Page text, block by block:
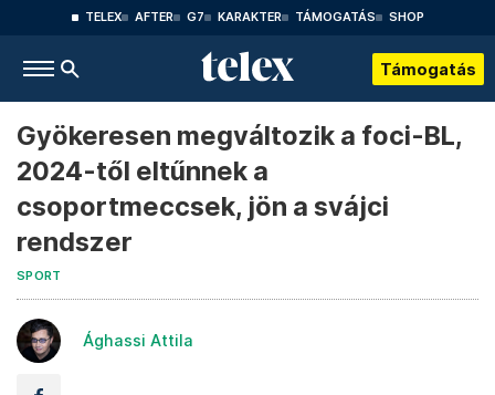
TELEX AFTER G7 KARAKTER TÁMOGATÁS SHOP
Támogatás
Gyökeresen megváltozik a foci-BL,
2024-től eltűnnek a
csoportmeccsek, jön a svájci
rendszer
SPORT
Ághassi Attila